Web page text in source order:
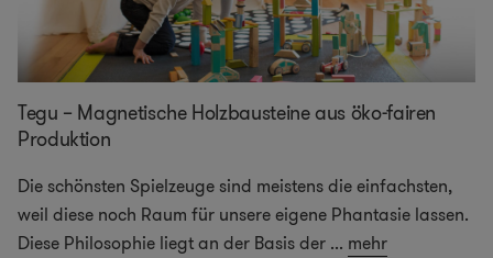
Tegu – Magnetische Holzbausteine aus öko-fairen
Produktion
Die schönsten Spielzeuge sind meistens die einfachsten,
weil diese noch Raum für unsere eigene Phantasie lassen.
Diese Philosophie liegt an der Basis der ... mehr